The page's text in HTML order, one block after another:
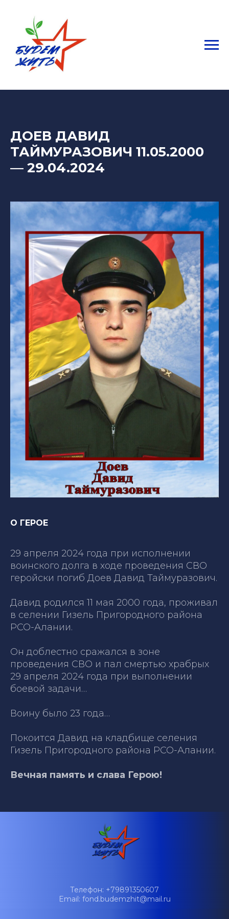
ДОЕВ ДАВИД
ТАЙМУРАЗОВИЧ 11.05.2000
— 29.04.2024
О ГЕРОЕ
29 апреля 2024 года при исполнении
воинского долга в ходе проведения СВО
геройски погиб Доев Давид Таймуразович.
Давид родился 11 мая 2000 года, проживал
в селении Гизель Пригородного района
РСО-Алании.
Он доблестно сражался в зоне
проведения СВО и пал смертью храбрых
29 апреля 2024 года при выполнении
боевой задачи…
Воину было 23 года…
Покоится Давид на кладбище селения
Гизель Пригородного района РСО-Алании.
Вечная память и слава Герою!
Телефон: +79891350607
Email: fond.budemzhit@mail.ru